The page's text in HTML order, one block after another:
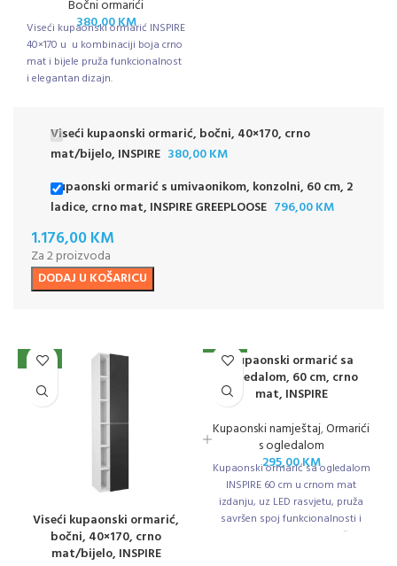
Bočni ormarići
380,00KM
Viseći kupaonski ormarić INSPIRE
40×170 u u kombinaciji boja crno
mat i bijele pruža funkcionalnost
i elegantan dizajn.
Viseći kupaonski ormarić, bočni, 40×170, crno
mat/bijelo, INSPIRE 380,00KM
Kupaonski ormarić s umivaonikom, konzolni, 60 cm, 2
ladice, crno mat, INSPIRE GREEPLOOSE 796,00KM
1.176,00KM
Za 2 proizvoda
DODAJ U KOŠARICU
NOVO
Viseći kupaonski ormarić,
bočni, 40×170, crno
mat/bijelo, INSPIRE
NOVOKupaonski ormarić sa
ogledalom, 60 cm, crno
mat, INSPIRE
Kupaonski namještaj,Ormarići
s ogledalom
295,00KM
Kupaonski ormarić sa ogledalom
INSPIRE 60 cm u crnom mat
izdanju, uz LED rasvjetu, pruža
savršen spoj funkcionalnosti i
modernog dizajna za vašu